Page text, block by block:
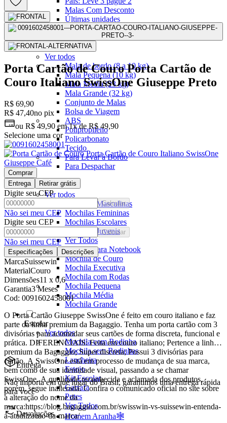
Malas Com Desconto
Últimas unidades
Kits Escolares Com Desconto
malas
Ver todos
Mala de bordo (8 a 10 kg)
Mala Pequena (10 kg)
Mala Média (23 kg)
Mala Grande (32 kg)
Conjunto de Malas
Bolsa de Viagem
ABS
Polipropileno
Policarbonato
Tecido
Para Levar à Bordo
Para Despachar
Mochilas
Ver todos
Mochilas Masculinas
Mochilas Femininas
Mochilas Escolares
Mochilas Juvenis
Ver Todos
Mochila para Notebook
Mochila de Couro
Mochila Executiva
Mochila com Rodas
Mochila Pequena
Mochila Média
Mochila Grande
Escolar
Ver todos
Mochila com Rodinha
Mochila sem Rodinhas
Lancheira
Estojo
Kit Escolar
Garrafa
Potes
Ver Todos
Homem Aranha🕸️
Porta Cartão de Couro Porta Cartão de
Couro Italiano SwissOne Giuseppe Preto
R$ 69,90
R$ 47,40no pix
ou R$ 49,90 em1x de R$ 49,90
Selecione uma cor
Comprar
Entrega
Retirar grátis
Digite seu CEP
Calcular
Não sei meu CEP
Digite seu CEP
Calcular
Não sei meu CEP
Especificações Descrições
MarcaSuissewin
MaterialCouro
Dimensões11 x 0,6
Garantia3 Meses
Cod: 0091602458001
O Porta Cartão Giuseppe SwissOne é feito em couro italiano e faz
parte da linha premium da Bagaggio. Tenha um porta cartão com 3
divisórias para acomodar seus cartões de forma discreta, funcional e
prática. DIFERENCIAIS: Feita em couro italiano; Pertence a linha
premium da Bagaggio; Super discreta; Possui 3 divisórias para
cartão. A SwissOne está em processo de mudança de sua marca,
bem como de sua identidade visual, passando a se chamar
SwissOne. A qualidade reconhecida e aclamada dos produtos,
porém, segue inalterada. Confira o comunicado oficial no site sobre
a alteração do nome da
marca:https://blog.bagaggio.com.br/swisswin-vs-suissewin-entenda-
a-atualizacao-da-marca/
Entrega
Não importa em que lugar do Brasil, garantimos uma entrega rápida
para você
Devoluções